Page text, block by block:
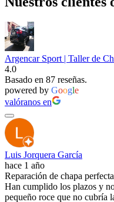
Argencar Sport | Taller de
4.0
Basado en 87 reseñas.
powered by Google
valóranos en
Luis Jorquera García
hace 1 año
Reparación de chapa
Han cumplido los plazos y
pequeño roce que no cubría